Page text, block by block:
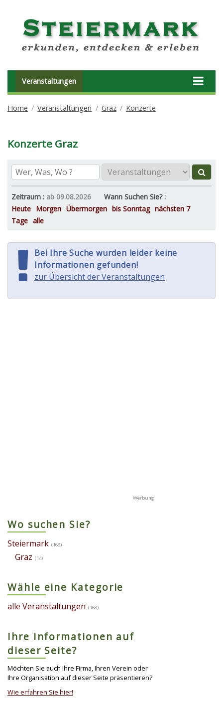
Veranstaltungen
Home Veranstaltungen Graz Konzerte
Konzerte Graz
Zeitraum : ab 09.08.2026
Wann Suchen Sie? :
Heute Morgen Übermorgen bis Sonntag nächsten 7
Tage alle
Bei Ihre Suche wurden leider keine
Informationen gefunden!
zur Übersicht der Veranstaltungen
Wo suchen Sie?
Steiermark (168)
Graz (14)
Wähle eine Kategorie
alle Veranstaltungen (168)
Ihre Informationen auf
dieser Seite?
Möchten Sie auch Ihre Firma, Ihren Verein oder
Ihre Organisation auf dieser Seite präsentieren?
Wie erfahren Sie hier!